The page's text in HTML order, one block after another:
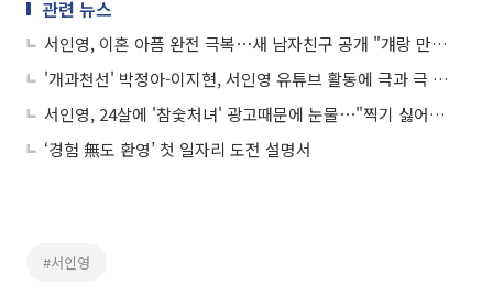
관련 뉴스
서인영, 이혼 아픔 완전 극복⋯새 남자친구 공개 "걔랑 만난다"
'개과천선' 박정아-이지현, 서인영 유튜브 활동에 극과 극 반응⋯"가슴 아팠다"
서인영, 24살에 '참숯처녀' 광고때문에 눈물⋯"찍기 싫어서 울었다"
‘경험 無도 환영’ 첫 일자리 도전 설명서
#서인영